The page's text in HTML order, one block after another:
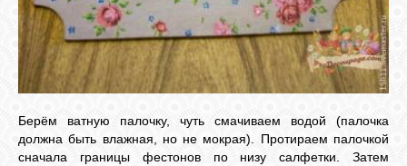
Берём ватную палочку, чуть смачиваем водой (палочка
должна быть влажная, но не мокрая). Протираем палочкой
сначала границы фестонов по низу салфетки. Затем